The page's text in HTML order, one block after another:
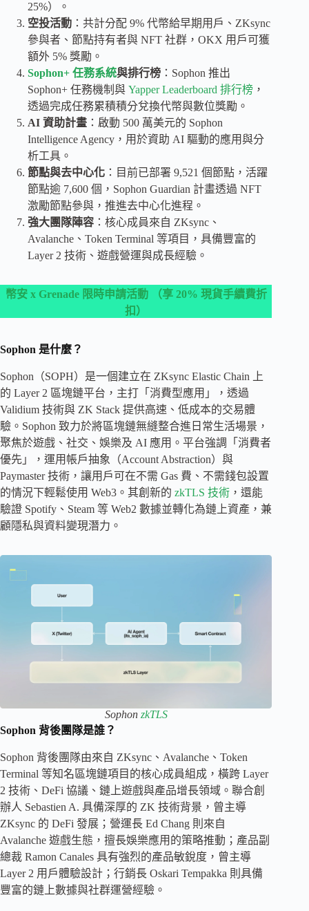
25%）。
空投活動 ：共計分配 9% 代幣給早期用戶、ZKsync
參與者、節點持有者與 NFT 社群，OKX 用戶可獲
額外 5% 獎勵。
Sophon+ 任務系統與排行榜 ：Sophon 推出
Sophon+ 任務機制與 Yapper Leaderboard 排行榜 ，
透過完成任務累積積分兌換代幣與數位獎勵。
AI 資助計畫 ：啟動 500 萬美元的 Sophon
Intelligence Agency，用於資助 AI 驅動的應用與分
析工具。
節點與去中心化 ：目前已部署 9,521 個節點，活躍
節點逾 7,600 個，Sophon Guardian 計畫透過 NFT
激勵節點參與，推進去中心化進程。
強大團隊陣容 ：核心成員來自 ZKsync、
Avalanche、Token Terminal 等項目，具備豐富的
Layer 2 技術、遊戲營運與成長經驗。
幣安 x Grenade 限時申請活動 （享 20% 現貨手續費折
扣）
Sophon 是什麼？
Sophon（SOPH）是一個建立在 ZKsync Elastic Chain 上
的 Layer 2 區塊鏈平台，主打「消費型應用」，透過
Validium 技術與 ZK Stack 提供高速、低成本的交易體
驗。Sophon 致力於將區塊鏈無縫整合進日常生活場景，
聚焦於遊戲、社交、娛樂及 AI 應用。平台強調「消費者
優先」，運用帳戶抽象（Account Abstraction）與
Paymaster 技術，讓用戶可在不需 Gas 費、不需錢包設置
的情況下輕鬆使用 Web3。其創新的 zkTLS 技術 ，還能
驗證 Spotify、Steam 等 Web2 數據並轉化為鏈上資產，兼
顧隱私與資料變現潛力。
Sophon zkTLS
Sophon 背後團隊是誰？
Sophon 背後團隊由來自 ZKsync、Avalanche、Token
Terminal 等知名區塊鏈項目的核心成員組成，橫跨 Layer
2 技術、DeFi 協議、鏈上遊戲與產品增長領域。聯合創
辦人 Sebastien A. 具備深厚的 ZK 技術背景，曾主導
ZKsync 的 DeFi 發展；營運長 Ed Chang 則來自
Avalanche 遊戲生態，擅長娛樂應用的策略推動；產品副
總裁 Ramon Canales 具有強烈的產品敏銳度，曾主導
Layer 2 用戶體驗設計；行銷長 Oskari Tempakka 則具備
豐富的鏈上數據與社群運營經驗。